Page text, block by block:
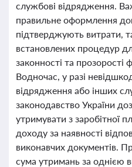
службові відрядження.
правильне оформлення
підтверджують витрати,
встановлених процедур
законності та прозорості
Водночас, у разі
відрядження або інших
законодавство України
утримувати з заробітної
доходу за наявності
виконавчих документів.
сума утримань за однією